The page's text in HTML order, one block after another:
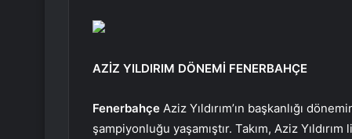
AZİZ YILDIRIM DÖNEMİ FENERBAHÇE
Fenerbahçe Aziz Yıldırım’ın başkanlığı
şampiyonluğu yaşamıştır. Takım, Aziz